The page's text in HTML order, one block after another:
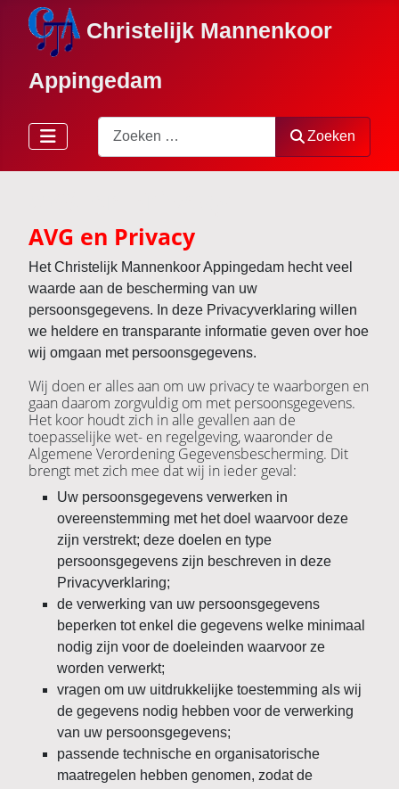
Christelijk Mannenkoor
Appingedam
Zoeken
AVG en Privacy
Het Christelijk Mannenkoor Appingedam hecht veel
waarde aan de bescherming van uw
persoonsgegevens. In deze Privacyverklaring willen
we heldere en transparante informatie geven over hoe
wij omgaan met persoonsgegevens.
Wij doen er alles aan om uw privacy te waarborgen en
gaan daarom zorgvuldig om met persoonsgegevens.
Het koor houdt zich in alle gevallen aan de
toepasselijke wet- en regelgeving, waaronder de
Algemene Verordening Gegevensbescherming. Dit
brengt met zich mee dat wij in ieder geval:
Uw persoonsgegevens verwerken in
overeenstemming met het doel waarvoor deze
zijn verstrekt; deze doelen en type
persoonsgegevens zijn beschreven in deze
Privacyverklaring;
de verwerking van uw persoonsgegevens
beperken tot enkel die gegevens welke minimaal
nodig zijn voor de doeleinden waarvoor ze
worden verwerkt;
vragen om uw uitdrukkelijke toestemming als wij
de gegevens nodig hebben voor de verwerking
van uw persoonsgegevens;
passende technische en organisatorische
maatregelen hebben genomen, zodat de